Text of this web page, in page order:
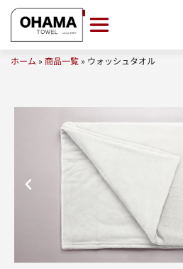
ホーム »商品一覧 » ウォッシュタオル